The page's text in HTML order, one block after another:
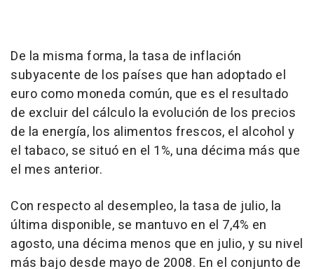
De la misma forma, la tasa de inflación
subyacente de los países que han adoptado el
euro como moneda común, que es el resultado
de excluir del cálculo la evolución de los precios
de la energía, los alimentos frescos, el alcohol y
el tabaco, se situó en el 1%, una décima más que
el mes anterior.
Con respecto al desempleo, la tasa de julio, la
última disponible, se mantuvo en el 7,4% en
agosto, una décima menos que en julio, y su nivel
más bajo desde mayo de 2008. En el conjunto de